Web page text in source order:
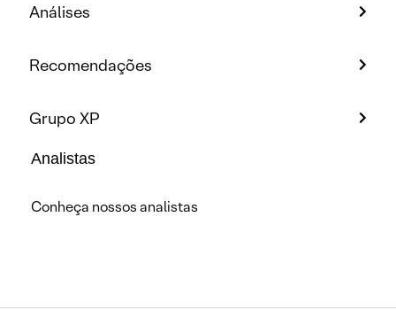
Análises
Recomendações
Grupo XP
Analistas
Conheça nossos analistas